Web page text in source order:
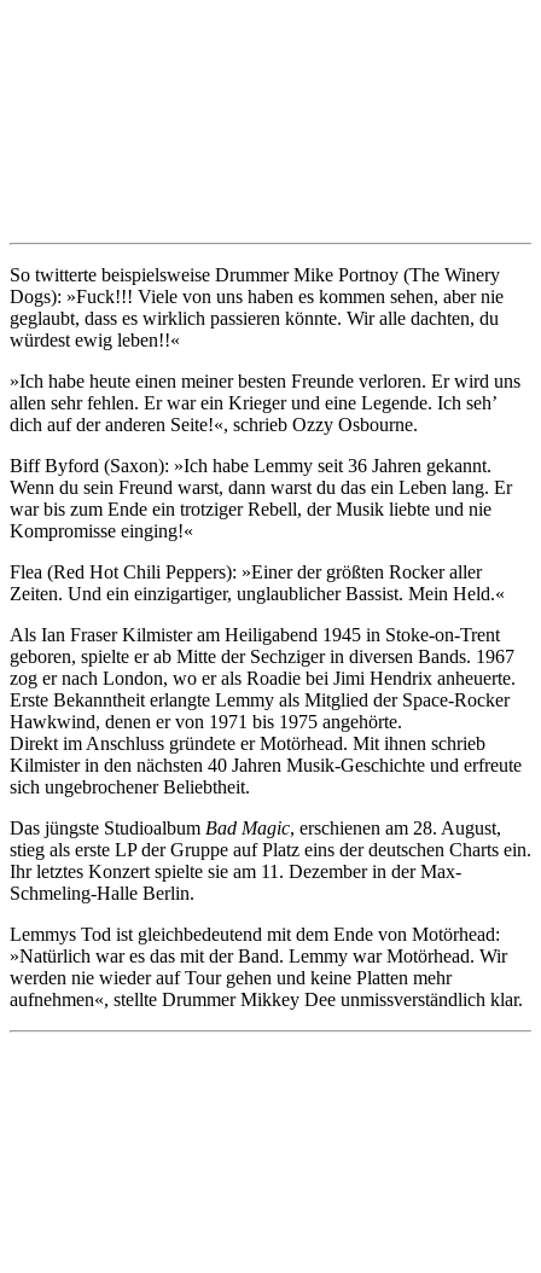
So twitterte beispielsweise Drummer Mike Portnoy (The Winery
Dogs): »Fuck!!! Viele von uns haben es kommen sehen, aber nie
geglaubt, dass es wirklich passieren könnte. Wir alle dachten, du
würdest ewig leben!!«
»Ich habe heute einen meiner besten Freunde verloren. Er wird uns
allen sehr fehlen. Er war ein Krieger und eine Legende. Ich seh’
dich auf der anderen Seite!«, schrieb Ozzy Osbourne.
Biff Byford (Saxon): »Ich habe Lemmy seit 36 Jahren gekannt.
Wenn du sein Freund warst, dann warst du das ein Leben lang. Er
war bis zum Ende ein trotziger Rebell, der Musik liebte und nie
Kompromisse einging!«
Flea (Red Hot Chili Peppers): »Einer der größten Rocker aller
Zeiten. Und ein einzigartiger, unglaublicher Bassist. Mein Held.«
Als Ian Fraser Kilmister am Heiligabend 1945 in Stoke-on-Trent
geboren, spielte er ab Mitte der Sechziger in diversen Bands. 1967
zog er nach London, wo er als Roadie bei Jimi Hendrix anheuerte.
Erste Bekanntheit erlangte Lemmy als Mitglied der Space-Rocker
Hawkwind, denen er von 1971 bis 1975 angehörte.
Direkt im Anschluss gründete er Motörhead. Mit ihnen schrieb
Kilmister in den nächsten 40 Jahren Musik-Geschichte und erfreute
sich ungebrochener Beliebtheit.
Das jüngste Studioalbum Bad Magic, erschienen am 28. August,
stieg als erste LP der Gruppe auf Platz eins der deutschen Charts ein.
Ihr letztes Konzert spielte sie am 11. Dezember in der Max-
Schmeling-Halle Berlin.
Lemmys Tod ist gleichbedeutend mit dem Ende von Motörhead:
»Natürlich war es das mit der Band. Lemmy war Motörhead. Wir
werden nie wieder auf Tour gehen und keine Platten mehr
aufnehmen«, stellte Drummer Mikkey Dee unmissverständlich klar.